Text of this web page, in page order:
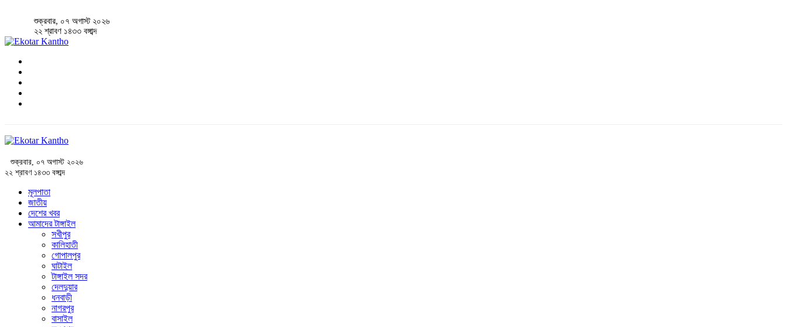
শুক্রবার, ০৭ অগাস্ট ২০২৬
২২ শ্রাবণ ১৪৩৩ বঙ্গাব্দ
শুক্রবার, ০৭ অগাস্ট ২০২৬
২২ শ্রাবণ ১৪৩৩ বঙ্গাব্দ
মূলপাতা
জাতীয়
দেশের খবর
আমাদের টাঙ্গাইল
সখীপুর
কালিহাতী
গোপালপুর
ঘাটাইল
টাঙ্গাইল সদর
দেলদুয়ার
ধনবাড়ী
নাগরপুর
বাসাইল